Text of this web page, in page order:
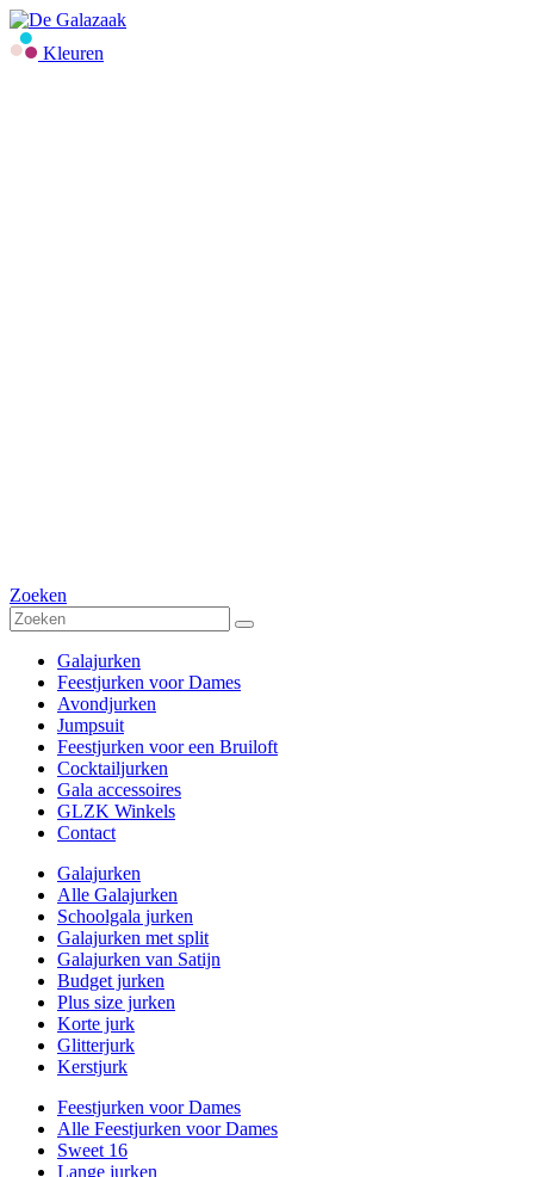
Kleuren
Zoeken
Galajurken
Feestjurken voor Dames
Avondjurken
Jumpsuit
Feestjurken voor een Bruiloft
Cocktailjurken
Gala accessoires
GLZK Winkels
Contact
Galajurken
Alle Galajurken
Schoolgala jurken
Galajurken met split
Galajurken van Satijn
Budget jurken
Plus size jurken
Korte jurk
Glitterjurk
Kerstjurk
Feestjurken voor Dames
Alle Feestjurken voor Dames
Sweet 16
Lange jurken